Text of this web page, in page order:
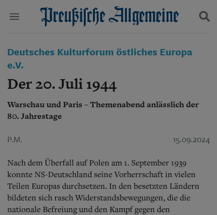
Start
Wer wir sind
Politik
Panorama
Gesellschaft
Leben
Schlesien
Danzig und Westpreußen
Bücher
Suchen und finden
Deutsches Kulturforum östliches Europa
e.V.
Der 20. Juli 1944
Warschau und Paris – Themenabend anlässlich der
80. Jahrestage
P.M. 15.09.2024
Nach dem Überfall auf Polen am 1. September 1939
konnte NS-Deutschland seine Vorherrschaft in vielen
Teilen Europas durchsetzen. In den besetzten Ländern
bildeten sich rasch Widerstandsbewegungen, die die
nationale Befreiung und den Kampf gegen den